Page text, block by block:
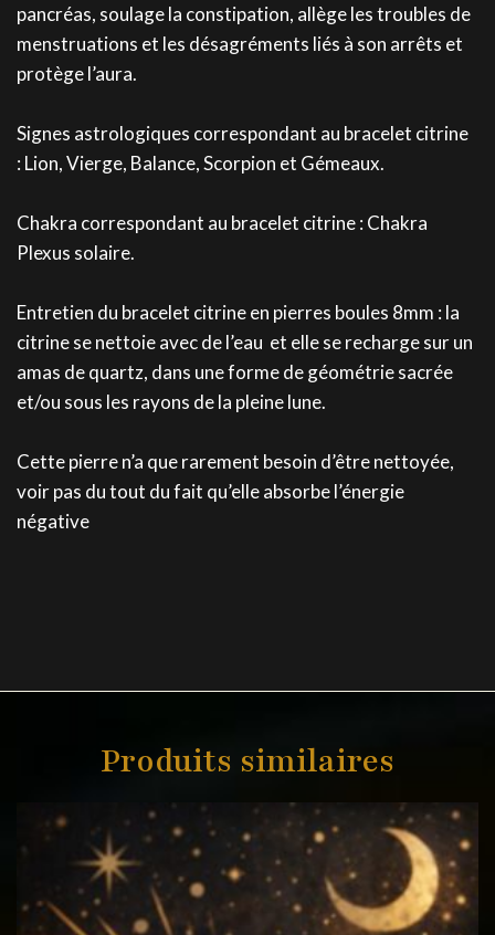
pancréas, soulage la constipation, allège les troubles de
menstruations et les désagréments liés à son arrêts et
protège l’aura.
Signes astrologiques correspondant au bracelet citrine
: Lion, Vierge, Balance, Scorpion et Gémeaux.
Chakra correspondant au bracelet citrine : Chakra
Plexus solaire.
Entretien du bracelet citrine en pierres boules 8mm : la
citrine se nettoie avec de l’eau et elle se recharge sur un
amas de quartz, dans une forme de géométrie sacrée
et/ou sous les rayons de la pleine lune.
Cette pierre n’a que rarement besoin d’être nettoyée,
voir pas du tout du fait qu’elle absorbe l’énergie
négative
Produits similaires